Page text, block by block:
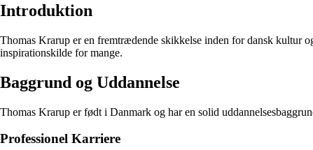
Introduktion
Thomas Krarup er en fremtrædende skikkelse inden for dansk kultur
inspirationskilde for mange.
Baggrund og Uddannelse
Thomas Krarup er født i Danmark og har en solid
Professionel Karriere